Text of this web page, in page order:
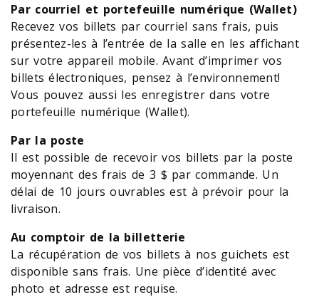
Par courriel et portefeuille numérique (Wallet)
Recevez vos billets par courriel sans frais, puis
présentez-les à l’entrée de la salle en les affichant
sur votre appareil mobile. Avant d’imprimer vos
billets électroniques, pensez à l’environnement!
Vous pouvez aussi les enregistrer dans votre
portefeuille numérique (Wallet).
Par la poste
Il est possible de recevoir vos billets par la poste
moyennant des frais de 3 $ par commande. Un
délai de 10 jours ouvrables est à prévoir pour la
livraison.
Au comptoir de la billetterie
La récupération de vos billets à nos guichets est
disponible sans frais. Une pièce d’identité avec
photo et adresse est requise.